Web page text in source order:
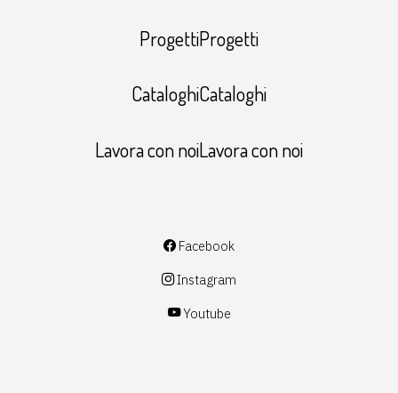
ProgettiProgetti
CataloghiCataloghi
Lavora con noiLavora con noi
Facebook
Instagram
Youtube